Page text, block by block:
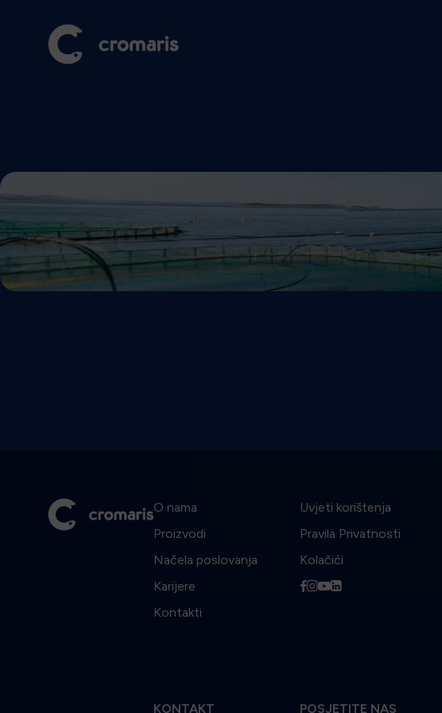
Virtualna
Pozivamo Vas da virtualno prošetate po našem uzgajalištu koje se
uvjetima uzgajamo našu ribu.
O nama
Proizvodi
Načela poslovanja
Karijere
Kontakti
Uvjeti korištenja
Pravila Privatnosti
Kolačići
fiyl
KONTAKT POSJETITE NAS